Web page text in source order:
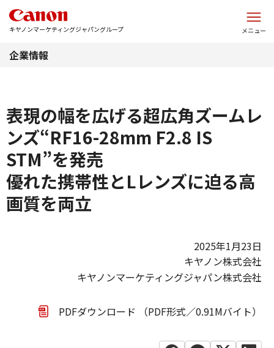
キヤノンマーケティングジャパングループ メニュー
企業情報
表現の幅を広げる超広角ズームレ
ンズ“RF16-28mm F2.8 IS
STM”を発売
優れた携帯性とLレンズに迫る高
画質を両立
2025年1月23日
キヤノン株式会社
キヤノンマーケティングジャパン株式会社
PDFダウンロード （PDF形式／0.91Mバイト）